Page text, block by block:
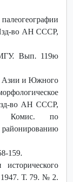
во АН СССР,
Вып. 119ю
Азии и Южного
во АН СССР,
Комис. по
159.
Т. 79. № 2.